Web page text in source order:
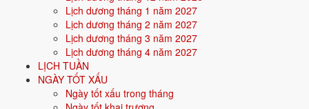
Lịch dương tháng 1 năm 2027
Lịch dương tháng 2 năm 2027
Lịch dương tháng 3 năm 2027
Lịch dương tháng 4 năm 2027
LỊCH TUẦN
NGÀY TỐT XẤU
Ngày tốt xấu trong tháng
dương).
Sinh năm1993(Quý Dậu, con Gà) thuộc mệnh
Phong Kim.
Màu hợp:Trắng, Bạc, Xám, Vàng nhạt.